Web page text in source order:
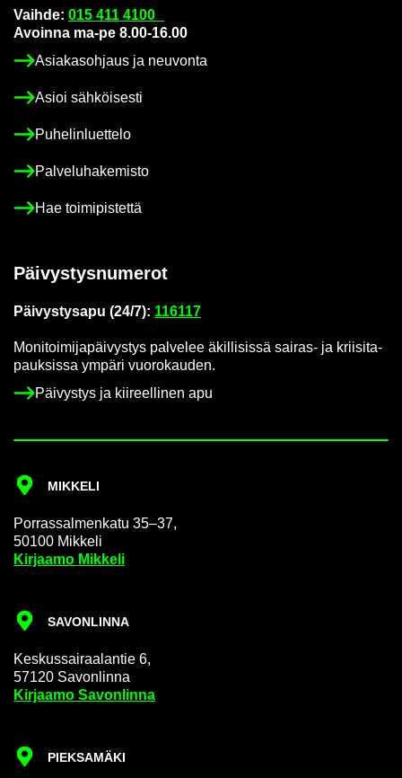
Vaih­de: 015 411 4100
Avoin­na ma-pe 8.00-16.00
Asia­kas­oh­jaus ja neu­von­ta
Asioi säh­köi­ses­ti
Pu­he­lin­luet­te­lo
Pal­ve­lu­ha­ke­mis­to
Hae toi­mi­pis­tet­tä
Päi­vys­tys­nu­me­rot
Päi­vys­tys­a­pu (24/7): 116117
Mo­ni­toi­mi­ja­päi­vys­tys pal­ve­lee äkil­li­sis­sä sairas-​ ja krii­si­ta­
pauk­sis­sa ym­pä­ri vuo­ro­kau­den.
Päi­vys­tys ja kii­reel­li­nen apu
MIK­KE­LI
Por­ras­sal­men­ka­tu 35–37,
50100 Mik­ke­li
Kir­jaa­mo Mik­ke­li
SA­VON­LIN­NA
Kes­kus­sai­raa­lan­tie 6,
57120 Sa­von­lin­na
Kir­jaa­mo Sa­von­lin­na
PIEK­SA­MÄ­KI